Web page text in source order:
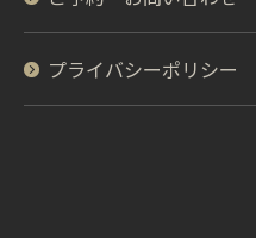
プライバシーポリシー